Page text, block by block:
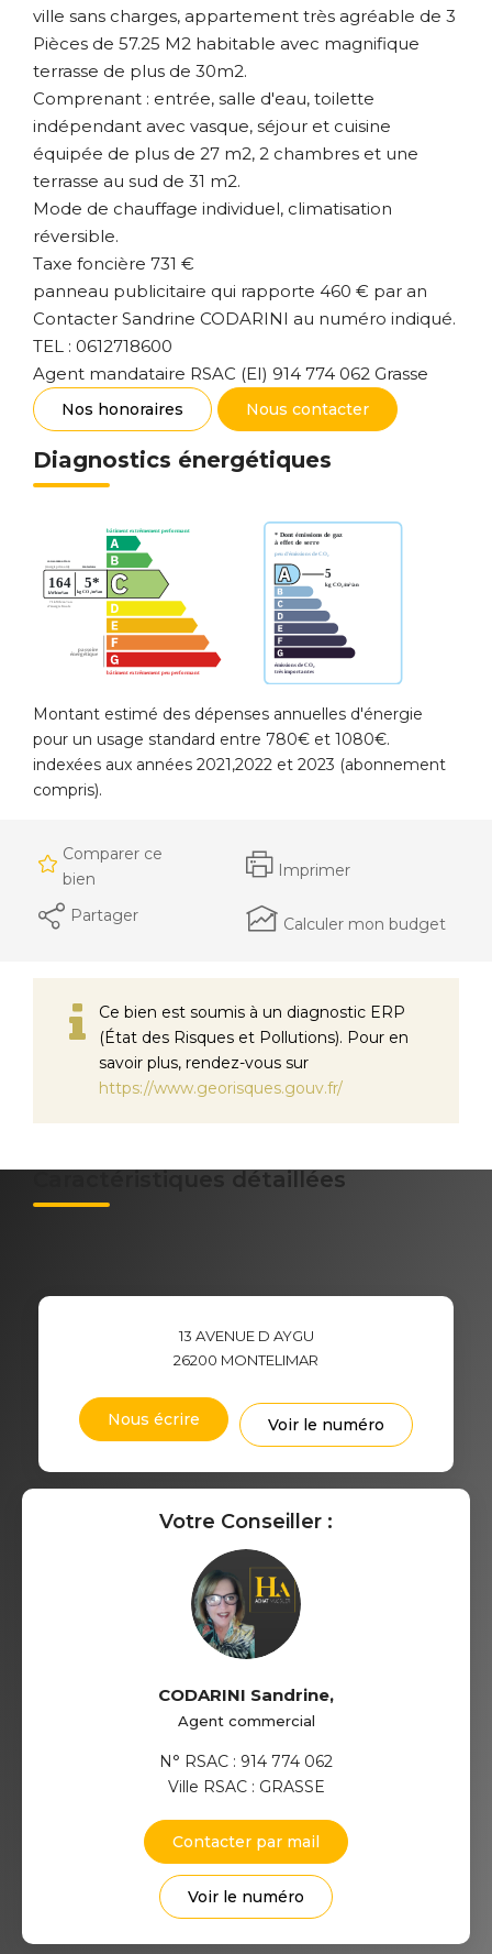
ville sans charges, appartement très agréable de 3
Pièces de 57.25 M2 habitable avec magnifique
terrasse de plus de 30m2.
Comprenant : entrée, salle d'eau, toilette
indépendant avec vasque, séjour et cuisine
équipée de plus de 27 m2, 2 chambres et une
terrasse au sud de 31 m2.
Mode de chauffage individuel, climatisation
réversible.
Taxe foncière 731 €
panneau publicitaire qui rapporte 460 € par an
Contacter Sandrine CODARINI au numéro indiqué.
TEL : 0612718600
Agent mandataire RSAC (EI) 914 774 062 Grasse
Nos honoraires Nous contacter
Diagnostics énergétiques
Montant estimé des dépenses annuelles d'énergie
pour un usage standard entre 780€ et 1080€.
indexées aux années 2021,2022 et 2023 (abonnement
compris).
Comparer ce
bien
Imprimer
Partager Calculer mon budget
Ce bien est soumis à un diagnostic ERP
(État des Risques et Pollutions). Pour en
savoir plus, rendez-vous sur
https://www.georisques.gouv.fr/
Caractéristiques détaillées
13 AVENUE D AYGU
26200 MONTELIMAR
Nous écrire Voir le numéro
Votre Conseiller :
CODARINI Sandrine,
Agent commercial
N° RSAC : 914 774 062
Ville RSAC : GRASSE
Contacter par mail
Voir le numéro